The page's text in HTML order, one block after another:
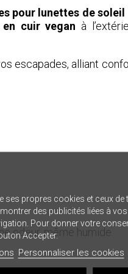
pour lunettes de soleil
en cuir vegan à
escapades, alliant
odeur, même humide.
ses propres cookies et ceux
des publicités liées à
Pour donner votre
Accepter.
Personnaliser les cookies